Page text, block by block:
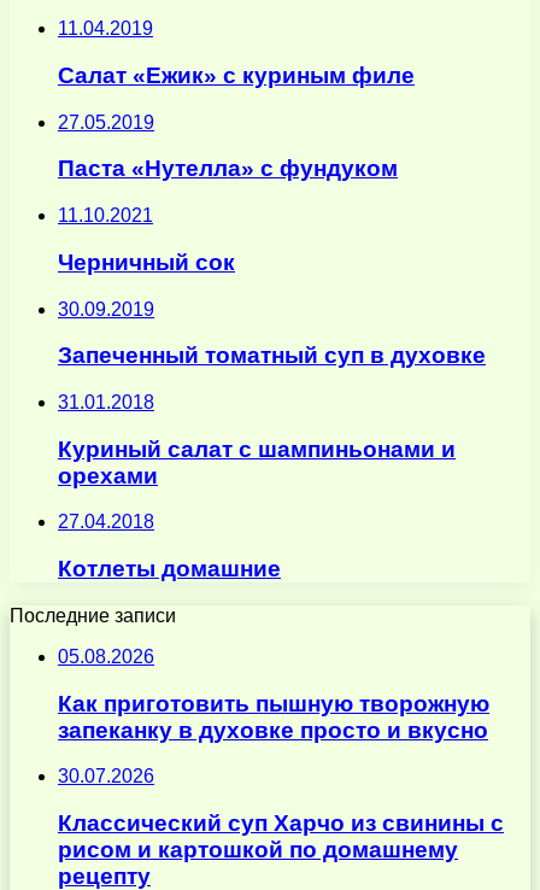
11.04.2019
Салат «Ежик» с куриным филе
27.05.2019
Паста «Нутелла» с фундуком
11.10.2021
Черничный сок
30.09.2019
Запеченный томатный суп в духовке
31.01.2018
Куриный салат с шампиньонами и
орехами
27.04.2018
Котлеты домашние
Последние записи
05.08.2026
Как приготовить пышную творожную
запеканку в духовке просто и вкусно
30.07.2026
Классический суп Харчо из свинины с
рисом и картошкой по домашнему
рецепту